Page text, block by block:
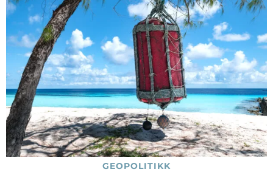
GEOPOLITIKK